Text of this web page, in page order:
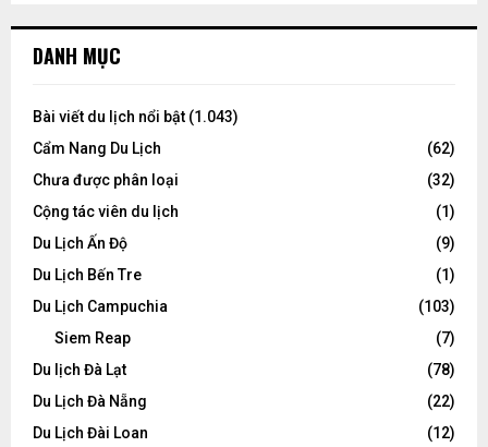
DANH MỤC
Bài viết du lịch nổi bật (1.043)
Cẩm Nang Du Lịch
(62)
Chưa được phân loại
(32)
Cộng tác viên du lịch
(1)
Du Lịch Ấn Độ
(9)
Du Lịch Bến Tre
(1)
Du Lịch Campuchia
(103)
Siem Reap
(7)
Du lịch Đà Lạt
(78)
Du Lịch Đà Nẵng
(22)
Du Lịch Đài Loan
(12)